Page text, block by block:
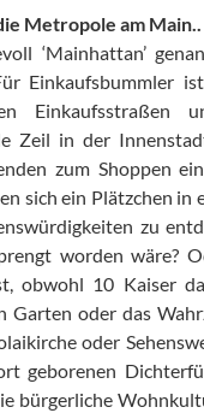
Metropole am Main..
‘Mainhattan’
Einkaufsbummler
Einkaufsstraßen
Zeil in der
zum Shoppen
sich ein Plätzchen in
zu
worden wäre?
obwohl 10 Kaiser
Garten oder das
oder
geborenen
bürgerliche